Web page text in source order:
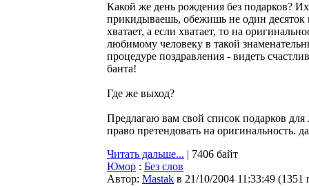
Какой же день рождения без подарков?
прикидываешь, обежишь не один
хватает, а если хватает, то на
любимому человеку в такой
процедуре поздравления - видеть
банта!
Где же выход?
Предлагаю вам свой список подарков
право претендовать на оригинальность.
Читать дальше... | 7406 байт
Юмор : Без слов
Автор: Мastak в 21/10/2004 11:33:49 (1351